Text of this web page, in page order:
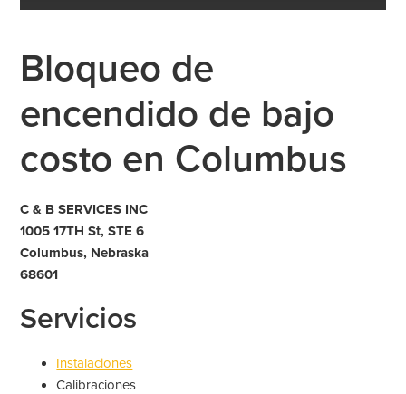
Bloqueo de
encendido de bajo
costo en Columbus
C & B SERVICES INC
1005 17TH St, STE 6
Columbus, Nebraska
68601
Servicios
Instalaciones
Calibraciones